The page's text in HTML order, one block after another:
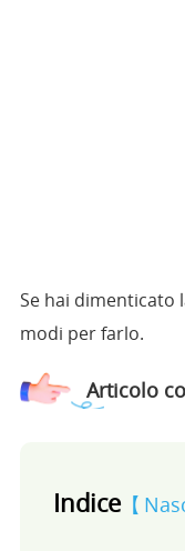
Se hai dimenticato
modi per farlo.
Articolo
Indice